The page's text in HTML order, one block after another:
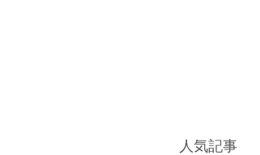
人気記事